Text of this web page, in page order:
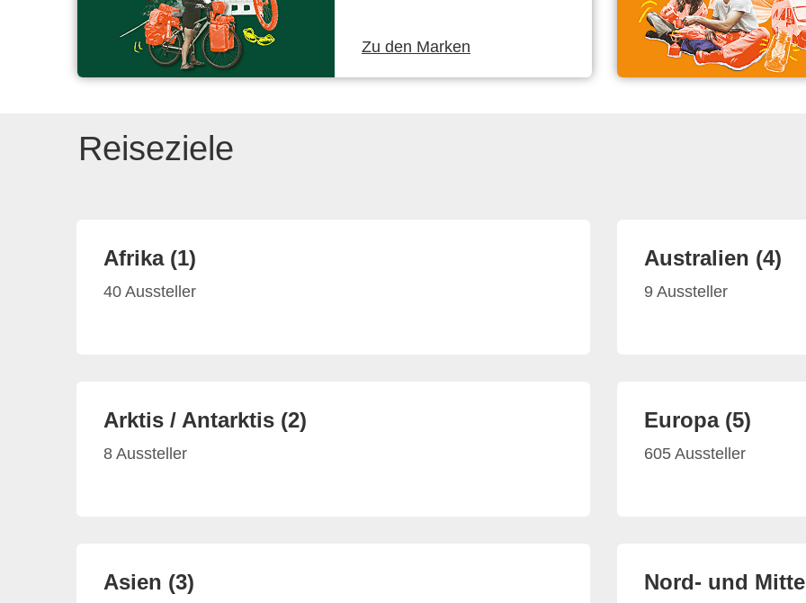
Zu den Marken
Reiseziele
Afrika (1)
40 Aussteller
Arktis / Antarktis (2)
8 Aussteller
Asien (3)
Australien (4)
9 Aussteller
Europa (5)
605 Aussteller
Nord- und